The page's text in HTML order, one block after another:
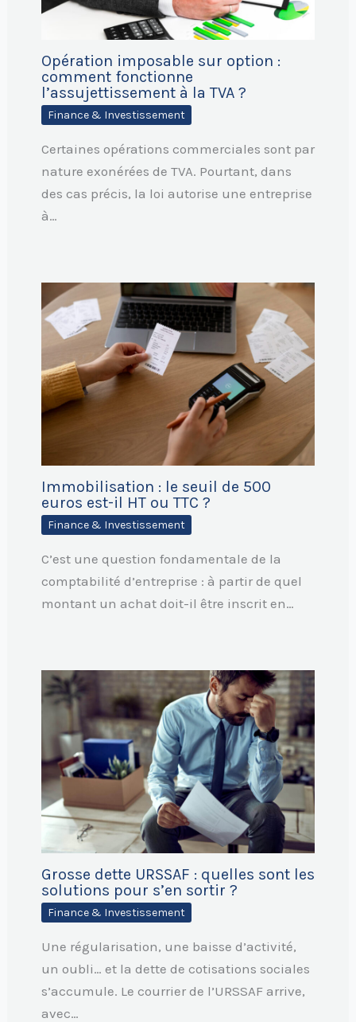
Opération imposable sur option :
comment fonctionne
l’assujettissement à la TVA ?
Finance & Investissement
Certaines opérations commerciales sont par
nature exonérées de TVA. Pourtant, dans
des cas précis, la loi autorise une entreprise
à…
Immobilisation : le seuil de 500
euros est-il HT ou TTC ?
Finance & Investissement
C’est une question fondamentale de la
comptabilité d’entreprise : à partir de quel
montant un achat doit-il être inscrit en…
Grosse dette URSSAF : quelles sont les
solutions pour s’en sortir ?
Finance & Investissement
Une régularisation, une baisse d’activité,
un oubli… et la dette de cotisations sociales
s’accumule. Le courrier de l’URSSAF arrive,
avec…